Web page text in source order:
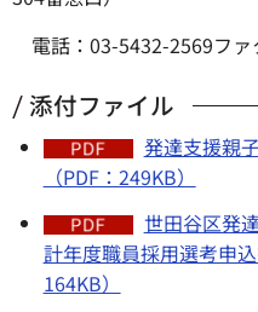
電話：03-5432-2569フ
添付ファイル
発達支援親
（PDF：249KB）
世田谷区発
計年度職員採用選考申
164KB）